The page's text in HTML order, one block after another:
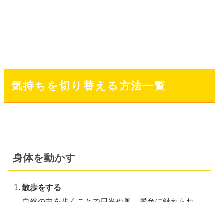
気持ちを切り替える方法一覧
身体を動かす
散歩をする